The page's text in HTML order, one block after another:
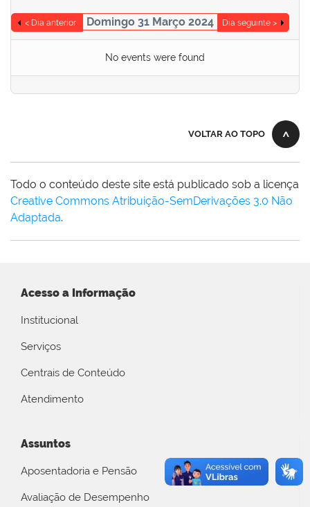
< Dia anterior Domingo 31 Março 2024 Dia seguinte >
No events were found
VOLTAR AO TOPO
Todo o conteúdo deste site está publicado sob a licença
Creative Commons Atribuição-SemDerivações 3.0 Não
Adaptada.
Acesso a Informação
Institucional
Serviços
Centrais de Conteúdo
Atendimento
Assuntos
Aposentadoria e Pensão
Avaliação de Desempenho